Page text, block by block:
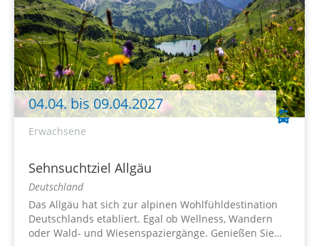
04.04. bis 09.04.2027
Erwachsene
Sehnsuchtziel Allgäu
Deutschland
Das Allgäu hat sich zur alpinen Wohlfühldestination
Deutschlands etabliert. Egal ob Wellness, Wandern
oder Wald- und Wiesenspaziergänge. Genießen Sie